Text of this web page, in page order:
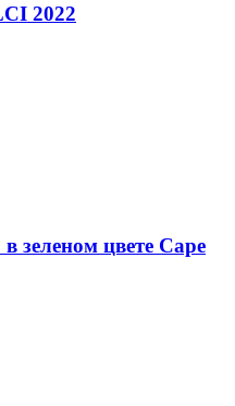
2022
зеленом цвете Cape